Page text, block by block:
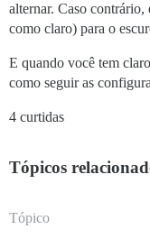
alternar. Caso
como claro) para o
E quando você tem
como seguir as
4 curtidas
Tópicos
Tópico